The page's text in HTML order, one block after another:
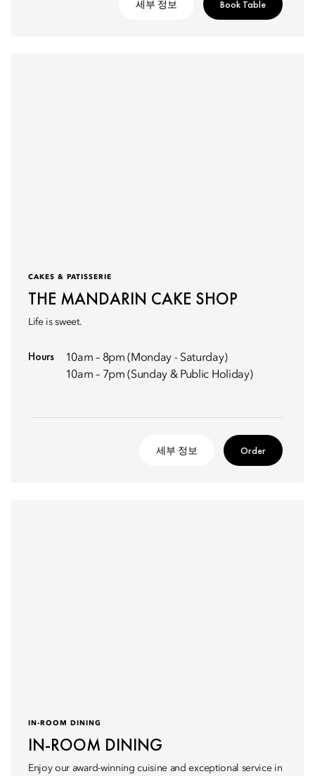
세부 정보 Book Table
CAKES & PATISSERIE
THE MANDARIN CAKE SHOP
Life is sweet.
Hours
10am – 8pm (Monday - Saturday)
10am – 7pm (Sunday & Public Holiday)
세부 정보 Order
IN-ROOM DINING
IN-ROOM DINING
Enjoy our award-winning cuisine and exceptional service in